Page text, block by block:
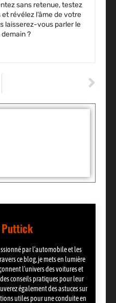
sans retenue, testez
révélez l’âme de votre
laisserez-vous parler le
?
par l’automobile et les
ce blog, je mets en lumière
l’univers des voitures et
conseils pratiques pour leur
également des astuces sur
utiles pour une conduite en